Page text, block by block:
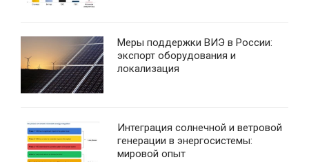
Меры поддержки ВИЭ в России:
экспорт оборудования и
локализация
Интеграция солнечной и ветровой
генерации в энергосистемы:
мировой опыт